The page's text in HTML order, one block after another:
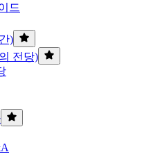
드
)
전당)